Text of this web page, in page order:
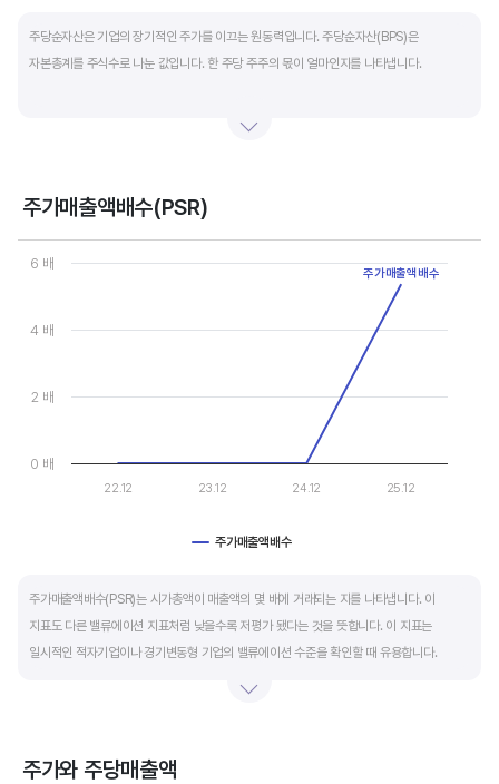
주당순자산은 기업의 장기적인 주가를 이끄는 원동력입니다. 주당순자산(BPS)은
자본총계를 주식수로 나눈 값입니다. 한 주당 주주의 몫이 얼마인지를 나타냅니다.
자본총계가 빠른 속도로 증가합니다. 이에따라 주가도 오르게 됩니다.
자본을 크게 늘리지 않는 경우가 많습니다. 이에따라 부채비율(=부채/자본*100%)이나
자기자본이익률(순이익/자본총계*100%)처럼 분모에 자본총계를 넣어 계산하는
투자지표는 한국 기업에 비해 상대적으로 높게 나옵니다. 이런 부분을 감안해 미국 기업의
부채비율, 차입금 비중, 주가순자산배수 등을 판단하는 것이 좋습니다.
주가매출액배수(PSR)
Chart
Line chart with 4 data points.
The chart has 1 Y axis displaying values. Data ranges from 0
주가매출액배수
22.12 23.12 24.12 25.12
0 배
2 배
4 배
6 배
주가매출액배수
주가매출액배수(PSR)는 시가총액이 매출액의 몇 배에 거래되는 지를 나타냅니다. 이
지표도 다른 밸류에이션 지표처럼 낮을수록 저평가 됐다는 것을 뜻합니다. 이 지표는
일시적인 적자기업이나 경기변동형 기업의 밸류에이션 수준을 확인할 때 유용합니다.
주가와 주당매출액